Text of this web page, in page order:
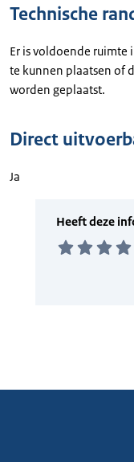
Technische
Er is voldoende ruimte
te kunnen plaatsen of
worden geplaatst.
Direct
Ja